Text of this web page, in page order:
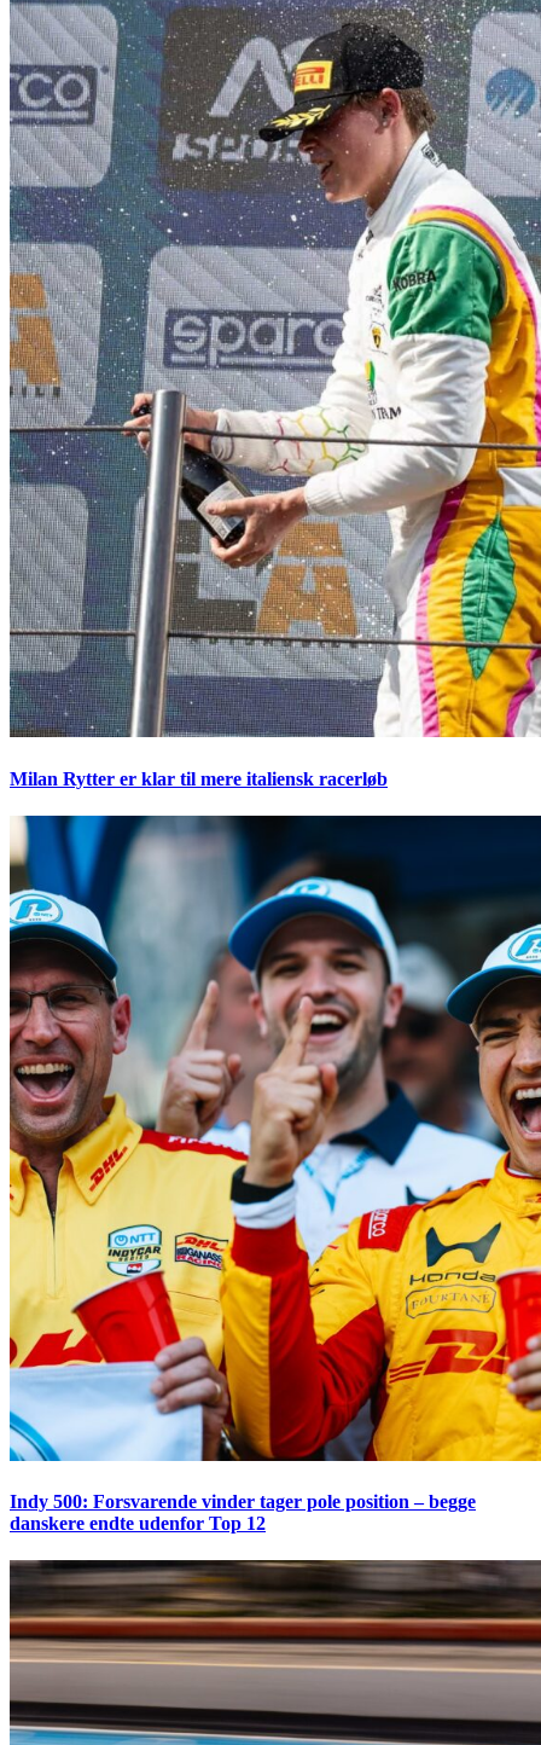
Milan Rytter er klar til mere italiensk racerløb
Indy 500: Forsvarende vinder tager pole position – begge
danskere endte udenfor Top 12